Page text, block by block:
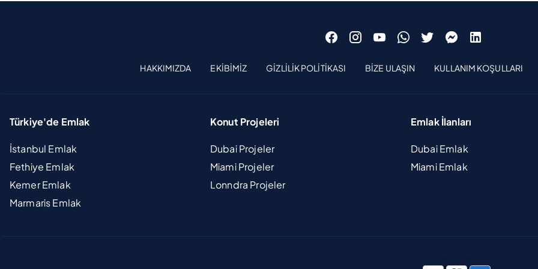
HAKKIMIZDA EKIBIMIZ GIZLILIK POLITIKASI BIZE ULAŞIN KULLANIM KOŞULLARI
Türkiye'de Emlak
İstanbul Emlak
Fethiye Emlak
Kemer Emlak
Marmaris Emlak
Konut Projeleri
Dubai Projeler
Miami Projeler
Lonndra Projeler
Emlak İlanları
Dubai Emlak
Miami Emlak